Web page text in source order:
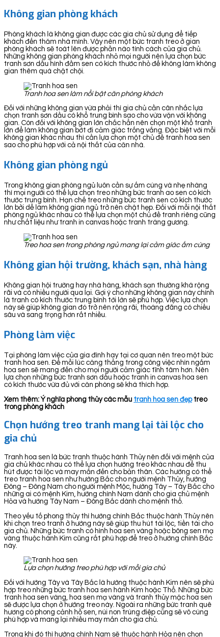
Không gian phòng khách
Phòng khách là không gian được các gia chủ sử dụng để tiếp
khách đến thăm nhà mình. Vậy nên một bức tranh treo ở gian
phòng khách sẽ toát lên được phần nào tính cách của gia chủ.
Những không gian phòng khách nhỏ mọi người nên lựa chọn bức
tranh sơn dầu hình đầm sen có kích thước nhỏ để không làm không
gian thêm quá chật chội.
Tranh hoa sen làm nổi bật căn phòng khách
Đối với những không gian vừa phải thì gia chủ cần cân nhắc lựa
chọn tranh sơn dầu có khổ trung bình sao cho vừa vặn với không
gian. Còn đối với không gian lớn chắc hẳn nên chọn một khổ tranh
lớn để làm không gian bớt đi cảm giác trống vắng. Đặc biệt với mỗi
không gian khác nhau thì cần lựa chọn một chủ đề tranh hoa sen
sao cho phù hợp với cả nội thất của căn nhà.
Không gian phòng ngủ
Trong không gian phòng ngủ luôn cần sự ấm cúng và nhẹ nhàng
thì mọi người có thể lựa chọn treo những bức tranh ao sen có kích
thước trung bình. Hạn chế treo những bức tranh sen có kích thước
lớn bởi dễ làm không gian ngủ trở nên chật hẹp. Đối với mỗi nội thất
phòng ngủ khác nhau có thể lựa chọn một chủ đề tranh riêng cũng
như chất liệu như tranh in canvas hoặc tranh tráng gương.
Treo hoa sen trong phòng ngủ mang lại cảm giác ấm cúng
Không gian hội trường, khách sạn, nhà hàng
Không gian hội trường hay nhà hàng, khách sạn thường khá rộng
rãi và có nhiều người qua lại. Gợi ý cho những không gian này chính
là tranh có kích thước trung bình tới lớn sẽ phù hợp. Việc lựa chọn
này sẽ giúp không gian đó trở nên rộng rãi, thoáng đãng có chiều
sâu và sang trọng hơn rất nhiều.
Phòng làm việc
Tại phòng làm việc của gia đình hay tại cơ quan nên treo một bức
tranh hoa sen. Để mỗi lúc căng thẳng trong công việc nhìn ngắm
hoa sen sẽ mang đến cho mọi người cảm giác tĩnh tâm hơn. Nên
lựa chọn những bức tranh sơn dầu hoặc tranh in canvas hoa sen
có kích thước vừa đủ với căn phòng sẽ khá thích hợp.
Xem thêm: Ý nghĩa phong thủy các mẫu tranh hoa sen đẹptreo
trong phòng khách
Chọn hướng treo tranh mang lại tài lộc cho
gia chủ
Tranh hoa sen là bức tranh thuộc hành Thủy nên đối với mệnh của
gia chủ khác nhau có thể lựa chọn hướng treo khác nhau để thu
hút được tài lộc và may mắn đến cho bản thân. Các hướng có thể
treo tranh hoa sen như hướng Bắc cho người mệnh Thủy, hướng
Đông – Đông Nam cho người mệnh Mộc, hướng Tây – Tây Bắc cho
những ai có mệnh Kim, hướng chính Nam dành cho gia chủ mệnh
Hỏa và hướng Tây Nam – Đông Bắc dành cho mệnh thổ.
Theo yếu tố phong thủy thì hướng chính Bắc thuộc hành Thủy nên
khi chọn treo tranh ở hướng này sẽ giúp thu hút tài lộc, tiền tài cho
gia chủ. Những bức tranh có hình hoa sen vàng hoặc bông sen mạ
vàng thuộc hành Kim cũng rất phù hợp để treo ở hướng chính Bắc
này.
Lựa chọn hướng treo phù hợp với mỗi gia chủ
Đối với hướng Tây và Tây Bắc là hướng thuộc hành Kim nên sẽ phù
hợp treo những bức tranh hoa sen hành Kim hoặc Thổ. Những bức
tranh hoa sen vàng, hoa sen mạ vàng và tranh thủy mặc hoa sen
sẽ được lựa chọn ở hướng treo này. Ngoài ra những bức tranh quê
hương có phong cảnh hồ sen, núi non trùng điệp cũng sẽ vô cùng
phù hợp và mang lại nhiều may mắn cho gia chủ.
Trong khi đó thì hướng chính Nam sẽ thuộc hành Hỏa nên chọn